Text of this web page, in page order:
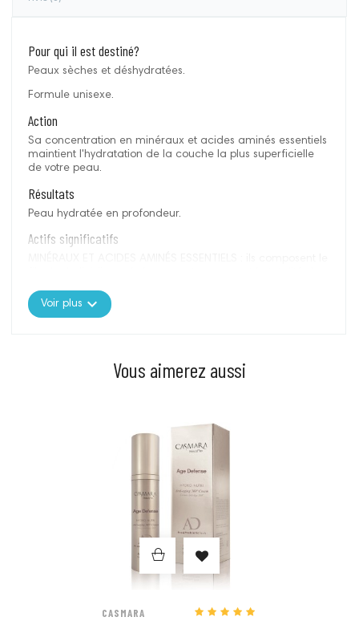
Pour qui il est destiné?
Peaux sèches et déshydratées.
Formule unisexe.
Action
Sa concentration en minéraux et acides aminés essentiels
maintient l'hydratation de la couche la plus superficielle
de votre peau.
Résultats
Peau hydratée en profondeur.
Actifs significatifs
maintenant l'eau dans la couche cornée.
Voir plus expand_more
Vous aimerez aussi
CASMARA